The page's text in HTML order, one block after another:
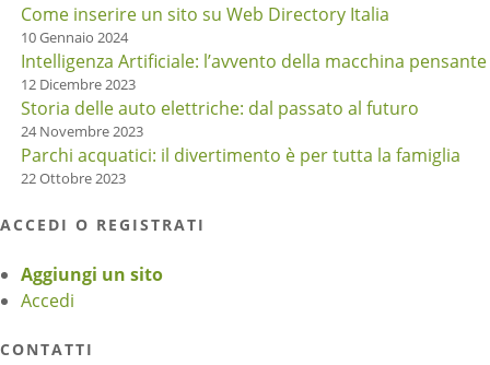
Come inserire un sito su Web Directory Italia
10 Gennaio 2024
Intelligenza Artificiale: l’avvento della macchina pensante
12 Dicembre 2023
Storia delle auto elettriche: dal passato al futuro
24 Novembre 2023
Parchi acquatici: il divertimento è per tutta la famiglia
22 Ottobre 2023
ACCEDI O REGISTRATI
Aggiungi un sito
Accedi
CONTATTI